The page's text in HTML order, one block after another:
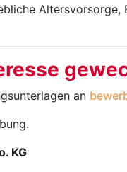
an
KG